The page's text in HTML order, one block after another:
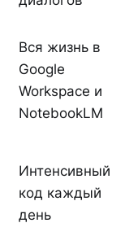
Вся жизнь в
Google
Workspace и
NotebookLM
Интенсивный
код каждый
день